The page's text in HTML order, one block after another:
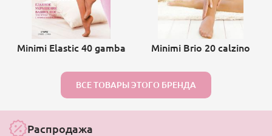
Minimi Elastic 40 gamba Minimi Brio 20 calzino
ВСЕ ТОВАРЫ ЭТОГО БРЕНДА
Распродажа